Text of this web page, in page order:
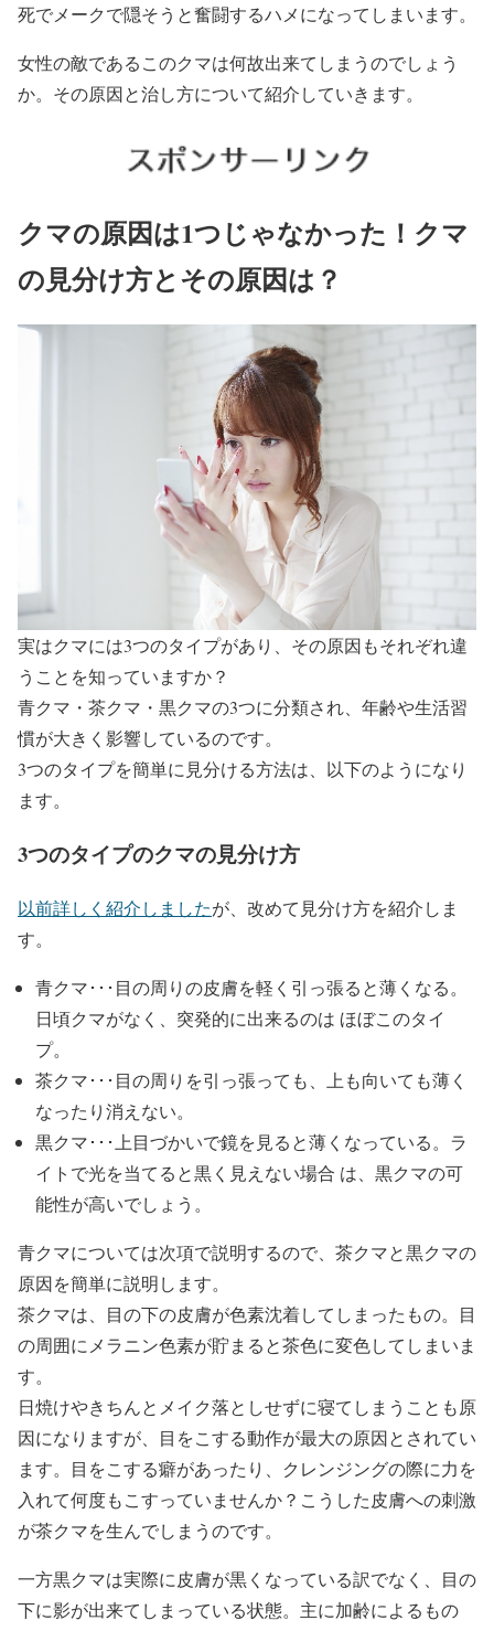
死でメークで隠そうと奮闘するハメになってしまいます。
女性の敵であるこのクマは何故出来てしまうのでしょう
か。その原因と治し方について紹介していきます。
クマの原因は1つじゃなかった！クマ
の見分け方とその原因は？
実はクマには3つのタイプがあり、その原因もそれぞれ違
うことを知っていますか？
青クマ・茶クマ・黒クマの3つに分類され、年齢や生活習
慣が大きく影響しているのです。
3つのタイプを簡単に見分ける方法は、以下のようになり
ます。
3つのタイプのクマの見分け方
以前詳しく紹介しましたが、改めて見分け方を紹介しま
す。
青クマ･･･目の周りの皮膚を軽く引っ張ると薄くなる。
日頃クマがなく、突発的に出来るのは ほぼこのタイ
プ。
茶クマ･･･目の周りを引っ張っても、上も向いても薄く
なったり消えない。
黒クマ･･･上目づかいで鏡を見ると薄くなっている。ラ
イトで光を当てると黒く見えない場合 は、黒クマの可
能性が高いでしょう。
青クマについては次項で説明するので、茶クマと黒クマの
原因を簡単に説明します。
茶クマは、目の下の皮膚が色素沈着してしまったもの。目
の周囲にメラニン色素が貯まると茶色に変色してしまいま
す。
日焼けやきちんとメイク落としせずに寝てしまうことも原
因になりますが、目をこする動作が最大の原因とされてい
ます。目をこする癖があったり、クレンジングの際に力を
入れて何度もこすっていませんか？こうした皮膚への刺激
が茶クマを生んでしまうのです。
一方黒クマは実際に皮膚が黒くなっている訳でなく、目の
下に影が出来てしまっている状態。主に加齢によるもの